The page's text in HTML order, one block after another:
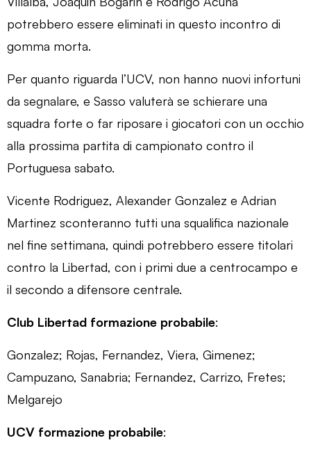
potrebbero essere eliminati in questo incontro di
gomma morta.
Per quanto riguarda l’UCV, non hanno nuovi infortuni
da segnalare, e Sasso valuterà se schierare una
squadra forte o far riposare i giocatori con un occhio
alla prossima partita di campionato contro il
Portuguesa sabato.
Vicente Rodriguez, Alexander Gonzalez e Adrian
Martinez sconteranno tutti una squalifica nazionale
nel fine settimana, quindi potrebbero essere titolari
contro la Libertad, con i primi due a centrocampo e
il secondo a difensore centrale.
Club Libertad formazione probabile:
Gonzalez; Rojas, Fernandez, Viera, Gimenez;
Campuzano, Sanabria; Fernandez, Carrizo, Fretes;
Melgarejo
UCV formazione probabile: